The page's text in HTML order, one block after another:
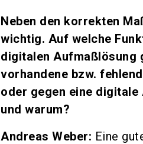
Neben den korrekten
wichtig. Auf welche
digitalen Aufmaßlösung
vorhandene bzw.
oder gegen eine
und warum?
Andreas Weber: Eine